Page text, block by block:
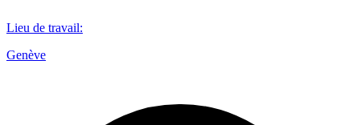
Lieu de travail:
Genève